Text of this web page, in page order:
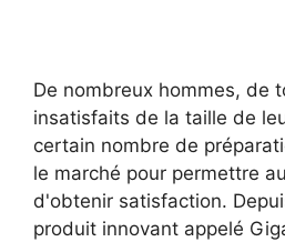
De nombreux hommes, de
insatisfaits de la taille de
certain nombre de
le marché pour permettre
d'obtenir satisfaction.
produit innovant appelé